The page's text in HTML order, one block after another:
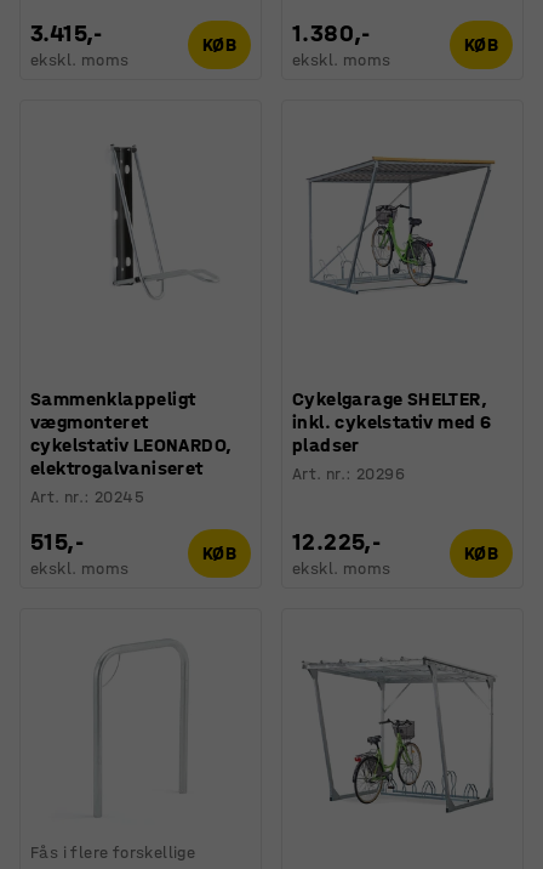
3.415,-
ekskl. moms
KØB 1.380,-
ekskl. moms
KØB
Sammenklappeligt
vægmonteret
cykelstativ LEONARDO,
elektrogalvaniseret
Art. nr.: 20245
515,-
ekskl. moms
KØB
Cykelgarage SHELTER,
inkl. cykelstativ med 6
pladser
Art. nr.: 20296
12.225,-
ekskl. moms
KØB
Fås i flere forskellige